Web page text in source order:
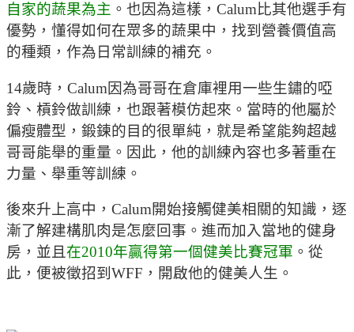
自家的蔬果為主 。也因為這樣，Calum比其他選手有
優勢，懂得如何在眾多的蔬果中，找到營養價值高
的種類，作為日常訓練的補充。
14歲時，Calum因為哥哥在倉庫裡用一些生鏽的啞
鈴、槓鈴做訓練，也跟著模仿起來。當時的他屬於
偏瘦體型，鍛鍊的目的很單純，就是希望能夠超越
哥哥能舉的重量。因此，他的訓練內容也多著重在
力量、舉重等訓練。
後來升上高中，Calum開始接觸健美相關的知識，逐
漸了解建構肌肉是怎麼回事。進而加入當地的健身
房，並且在2010年贏得第一個健美比賽冠軍 。從
此，便被徵招到WFF，開啟他的健美人生。